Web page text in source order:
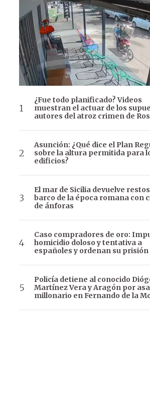
¿Fue todo planificado? Videos
muestran el actuar de los
autores del atroz crimen de
Asunción: ¿Qué dice el Plan
sobre la altura permitida para
edificios?
El mar de Sicilia devuelve
barco de la época romana con
de ánforas
Caso compradores de oro:
homicidio doloso y tentativa a
españoles y ordenan su prisión
Policía detiene al conocido
Martínez Vera y Aragón por
millonario en Fernando de la